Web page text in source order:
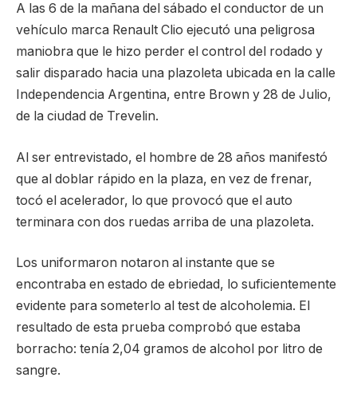
A las 6 de la mañana del sábado el conductor de un
vehículo marca Renault Clio ejecutó una peligrosa
maniobra que le hizo perder el control del rodado y
salir disparado hacia una plazoleta ubicada en la calle
Independencia Argentina, entre Brown y 28 de Julio,
de la ciudad de Trevelin.
Al ser entrevistado, el hombre de 28 años manifestó
que al doblar rápido en la plaza, en vez de frenar,
tocó el acelerador, lo que provocó que el auto
terminara con dos ruedas arriba de una plazoleta.
Los uniformaron notaron al instante que se
encontraba en estado de ebriedad, lo suficientemente
evidente para someterlo al test de alcoholemia. El
resultado de esta prueba comprobó que estaba
borracho: tenía 2,04 gramos de alcohol por litro de
sangre.